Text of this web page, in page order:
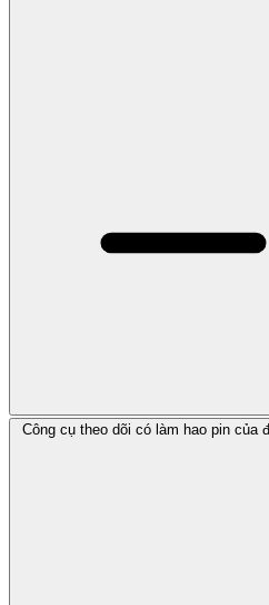
Công cụ theo dõi có làm hao pin của